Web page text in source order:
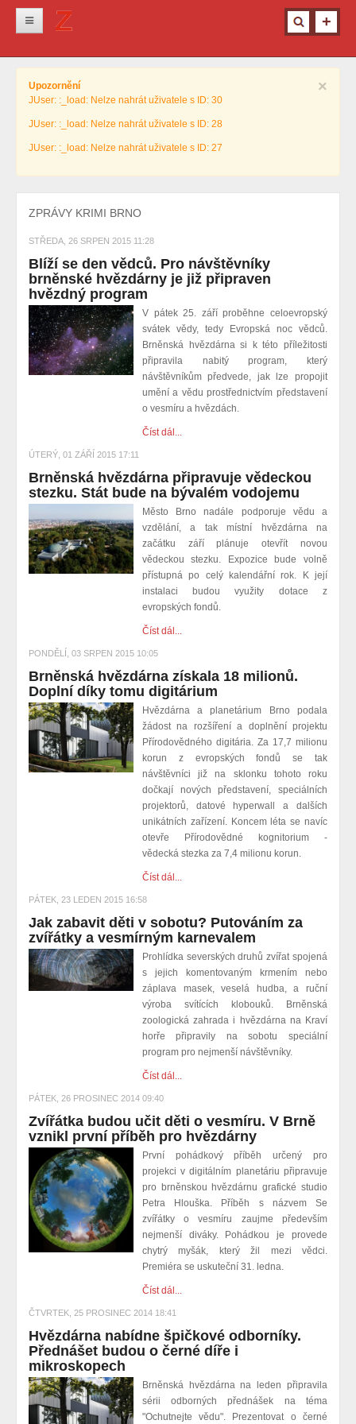
Krimi
Kultura
Info z města
Pro ženy
×
Upozornění
JUser: :_load: Nelze nahrát uživatele s ID: 30
JUser: :_load: Nelze nahrát uživatele s ID: 28
JUser: :_load: Nelze nahrát uživatele s ID: 27
ZPRÁVY KRIMI BRNO
STŘEDA, 26 SRPEN 2015 11:28
Blíží se den vědců. Pro návštěvníky
brněnské hvězdárny je již připraven
hvězdný program
V pátek 25. září proběhne celoevropský
svátek vědy, tedy Evropská noc vědců.
Brněnská hvězdárna si k této příležitosti
připravila nabitý program, který
návštěvníkům předvede, jak lze propojit
umění a vědu prostřednictvím představení
o vesmíru a hvězdách.
Číst dál...
ÚTERÝ, 01 ZÁŘÍ 2015 17:11
Brněnská hvězdárna připravuje vědeckou
stezku. Stát bude na bývalém vodojemu
Město Brno nadále podporuje vědu a
vzdělání, a tak místní hvězdárna na
začátku září plánuje otevřít novou
vědeckou stezku. Expozice bude volně
přístupná po celý kalendářní rok. K její
instalaci budou využity dotace z
evropských fondů.
Číst dál...
PONDĚLÍ, 03 SRPEN 2015 10:05
Brněnská hvězdárna získala 18 milionů.
Doplní díky tomu digitárium
Hvězdárna a planetárium Brno podala
žádost na rozšíření a doplnění projektu
Přírodovědného digitária. Za 17,7 milionu
korun z evropských fondů se tak
návštěvníci již na sklonku tohoto roku
dočkají nových představení, speciálních
projektorů, datové hyperwall a dalších
unikátních zařízení. Koncem léta se navíc
otevře Přírodovědné kognitorium -
vědecká stezka za 7,4 milionu korun.
Číst dál...
PÁTEK, 23 LEDEN 2015 16:58
Jak zabavit děti v sobotu? Putováním za
zvířátky a vesmírným karnevalem
Prohlídka severských druhů zvířat spojená
s jejich komentovaným krmením nebo
záplava masek, veselá hudba, a ruční
výroba svítících klobouků. Brněnská
zoologická zahrada i hvězdárna na Kraví
horře připravily na sobotu speciální
program pro nejmenší návštěvníky.
Číst dál...
PÁTEK, 26 PROSINEC 2014 09:40
Zvířátka budou učit děti o vesmíru. V Brně
vznikl první příběh pro hvězdárny
První pohádkový příběh určený pro
projekci v digitálním planetáriu připravuje
pro brněnskou hvězdárnugrafické studio
Petra Hlouška. Příběh s názvem Se
zvířátky o vesmíru zaujme především
nejmenší diváky. Pohádkou je provede
chytrý myšák, který žil mezi vědci.
Premiéra se uskuteční 31. ledna.
Číst dál...
ČTVRTEK, 25 PROSINEC 2014 18:41
Hvězdárna nabídne špičkové odborníky.
Přednášet budou o černé díře i
mikroskopech
Brněnská hvězdárna na leden připravila
sérii odborných přednášek na téma
"Ochutnejte vědu". Prezentovat o černé